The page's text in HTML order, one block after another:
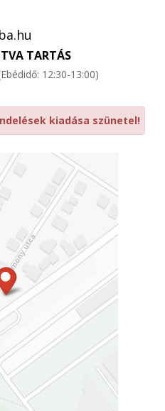
TARTÁS
12:30-13:00)
kiadása szünetel!